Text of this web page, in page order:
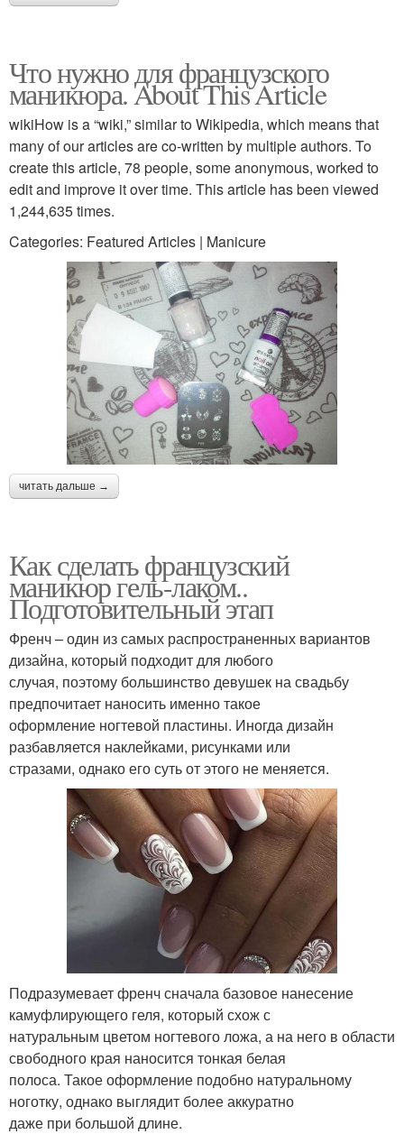
Что нужно для французского
маникюра. About This Article
wikiHow is a “wiki,” similar to Wikipedia, which means that
many of our articles are co-written by multiple authors. To
create this article, 78 people, some anonymous, worked to
edit and improve it over time. This article has been viewed
1,244,635 times.
Categories: Featured Articles | Manicure
читать дальше →
Как сделать французский
маникюр гель-лаком..
Подготовительный этап
Френч – один из самых распространенных вариантов
дизайна, который подходит для любого
случая, поэтому большинство девушек на свадьбу
предпочитает наносить именно такое
оформление ногтевой пластины. Иногда дизайн
разбавляется наклейками, рисунками или
стразами, однако его суть от этого не меняется.
Подразумевает френч сначала базовое нанесение
камуфлирующего геля, который схож с
натуральным цветом ногтевого ложа, а на него в области
свободного края наносится тонкая белая
полоса. Такое оформление подобно натуральному
ноготку, однако выглядит более аккуратно
даже при большой длине.